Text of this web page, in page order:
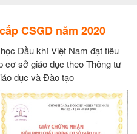
CSGD năm 2020
Dầu khí Việt Nam đạt tiêu
cơ sở giáo dục theo Thông tư
dục và Đào tạo